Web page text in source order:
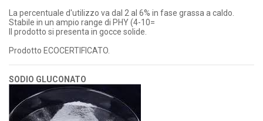
La percentuale d'utilizzo va dal 2 al 6% in fase grassa a caldo.
Stabile in un ampio range di PHY (4-10=
Il prodotto si presenta in gocce solide.
Prodotto ECOCERTIFICATO.
SODIO GLUCONATO